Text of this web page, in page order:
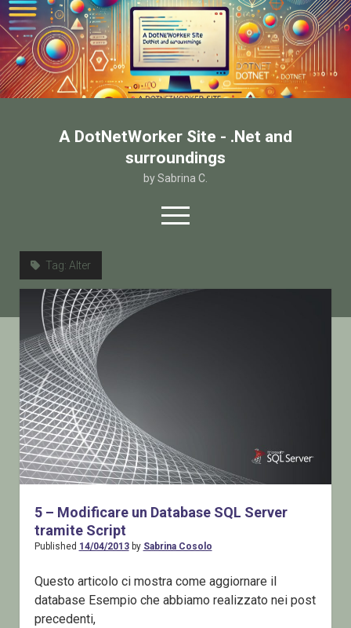
A DotNetWorker Site - .Net and
surroundings
by Sabrina C.
open
menu
Home
Tag: Alter
5 – Modificare un Database SQL Server
tramite Script
Published 14/04/2013by Sabrina Cosolo
Questo articolo ci mostra come aggiornare il
database Esempio che abbiamo realizzato nei post
precedenti,